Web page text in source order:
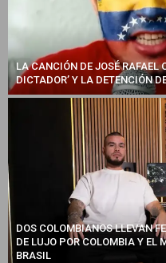
LA CANCIÓN DE JOSÉ RAFAEL
DICTADOR’ Y LA DETENCIÓN
DOS COLOMBIANOS LLEVAN
DE LUJO POR COLOMBIA Y EL
BRASIL